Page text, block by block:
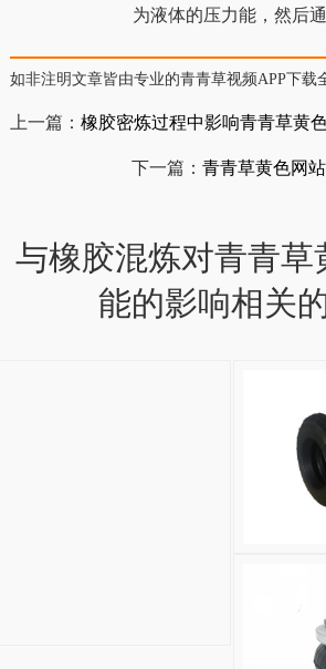
为液体的压力能，然后
如非注明文章皆由专业的青青草视频APP下
上一篇： 橡胶密炼过程中影响青青草黄
下一篇：青青草黄色网
与橡胶混炼对青青草
能的影响相关
ZF
型
橡